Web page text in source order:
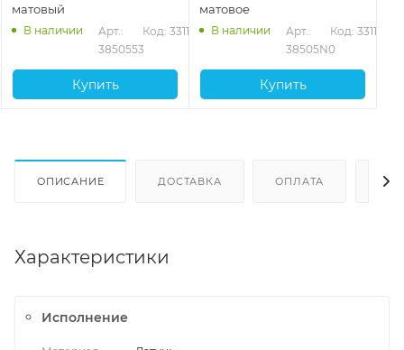
матовый
В наличии
Арт.:
3850553
Код: 33118
Купить
матовое
В наличии
Арт.:
38505N0
Код: 33117
Купить
ОПИСАНИЕ ДОСТАВКА ОПЛАТА
Характеристики
Исполнение